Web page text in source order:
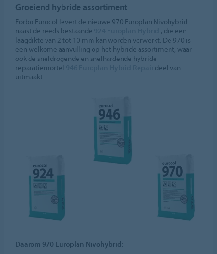
Groeiend hybride assortiment
Forbo Eurocol levert de nieuwe 970 Europlan Nivohybrid
naast de reeds bestaande
, die een
laagdikte van 2 tot 10 mm kan worden verwerkt. De 970 is
een welkome aanvulling op het hybride assortiment, waar
ook de sneldrogende en snelhardende hybride
reparatiemortel
deel van
uitmaakt.
Daarom 970 Europlan Nivohybrid: